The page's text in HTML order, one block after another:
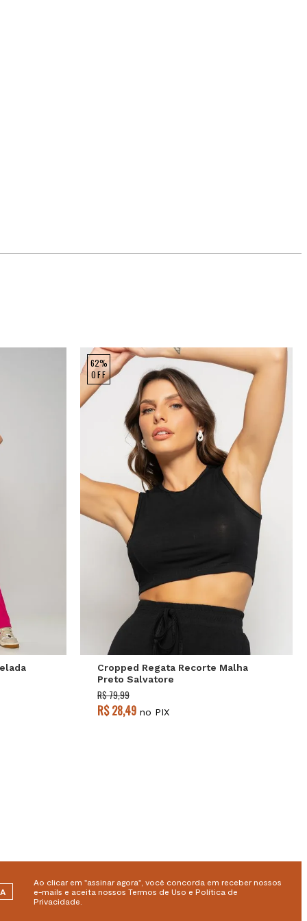
62%
OFF
G
Cropped Regata Recorte Malha
Preto Salvatore
R$ 79,99
R$ 28,49 no PIX
Ao clicar em "assinar agora", você concorda em receber nossos
e-mails e aceita nossos Termos de Uso e Política de
Privacidade.